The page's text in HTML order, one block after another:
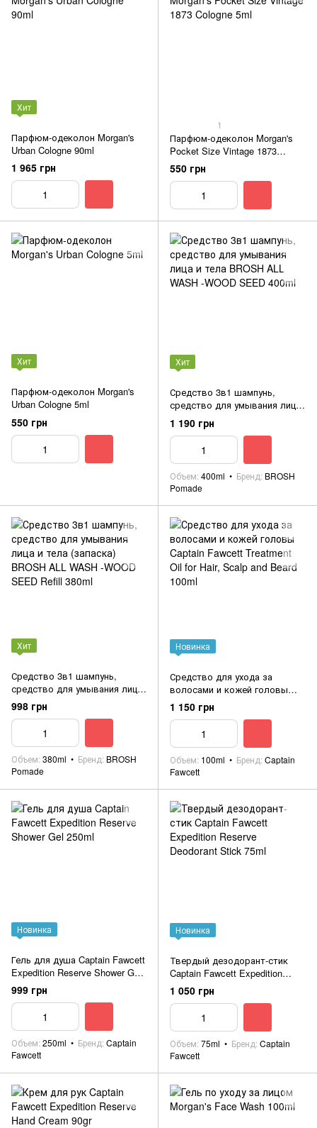
Хит
Парфюм-одеколон Morgan's
Urban Cologne 90ml
1 965 грн
1
Парфюм-одеколон Morgan's
Pocket Size Vintage 1873
Cologne 5ml
550 грн
Хит
Парфюм-одеколон Morgan's
Urban Cologne 5ml
550 грн
Хит
Средство 3в1 шампунь,
средство для умывания лица
и тела BROSH ALL WASH -
WOOD SEED 400ml
1 190 грн
Объем 400ml Бренд BROSH
Pomade
Хит
Средство 3в1 шампунь,
средство для умывания лица
и тела (запаска) BROSH ALL
WASH -WOOD SEED Refill
380ml
998 грн
Объем 380ml Бренд BROSH
Pomade
Новинка
Средство для ухода за
волосами и кожей головы
Captain Fawcett Treatment Oil
for Hair, Scalp and Beard 100ml
1 150 грн
Объем 100ml Бренд Captain
Fawcett
Новинка
Гель для душа Captain Fawcett
Expedition Reserve Shower Gel
250ml
999 грн
Объем 250ml Бренд Captain
Fawcett
Новинка
Твердый дезодорант-стик
Captain Fawcett Expedition
Reserve Deodorant Stick 75ml
1 050 грн
Объем 75ml Бренд Captain
Fawcett